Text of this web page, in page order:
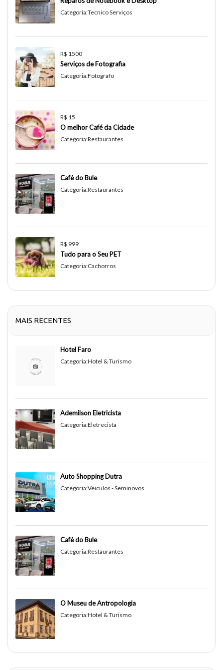
Categoria:Tecnico Serviços
R$ 1500
Serviços de Fotografia
Categoria:Fotografo
R$ 15
O melhor Café da Cidade
Categoria:Restaurantes
Café do Bule
Categoria:Restaurantes
R$ 999
Tudo para o Seu PET
Categoria:Cachorros
MAIS RECENTES
Hotel Faro
Categoria:Hotel & Turismo
Ademilson Eletricista
Categoria:Eletrecista
Auto Shopping Dutra
Categoria:Veiculos - Seminovos
Café do Bule
Categoria:Restaurantes
O Museu de Antropologia
Categoria:Hotel & Turismo